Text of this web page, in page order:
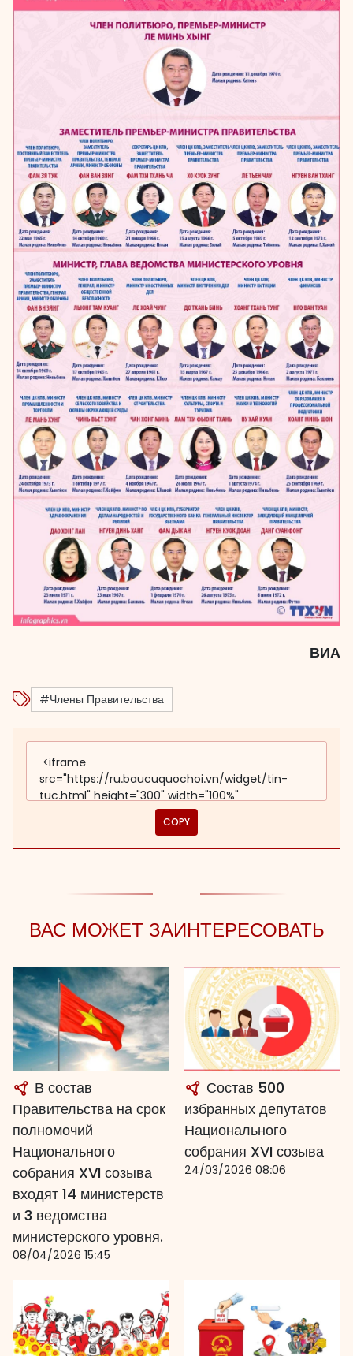
ВИА
#Члены Правительства
COPY
ВАС МОЖЕТ ЗАИНТЕРЕСОВАТЬ
В состав
Правительства на срок
полномочий
Национального
собрания XVI созыва
входят 14 министерств
и 3 ведомства
министерского уровня.
08/04/2026 15:45
Состав 500
избранных депутатов
Национального
собрания XVI созыва
24/03/2026 08:06